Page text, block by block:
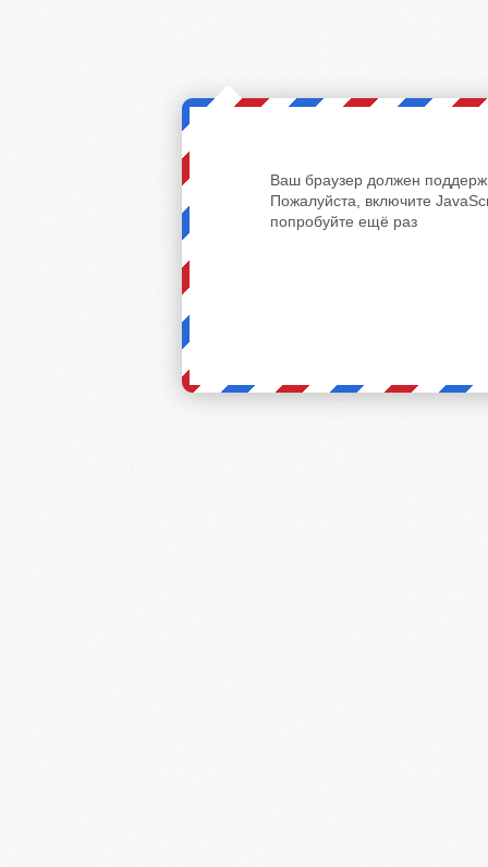
Ваш браузер должен
Пожалуйста, включите
попробуйте ещё раз